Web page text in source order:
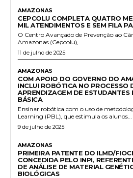
AMAZONAS
CEPCOLU COMPLETA QUATRO
MIL ATENDIMENTOS E SEM FILA
O Centro Avançado de Prevenção ao
Amazonas (Cepcolu),...
11 de julho de 2025
AMAZONAS
COM APOIO DO GOVERNO DO
INCLUI ROBÓTICA NO PROCESSO
APRENDIZAGEM DE ESTUDANTES
BÁSICA
Ensinar robótica com o uso de
Learning (PBL), que estimula os alunos...
9 de julho de 2025
AMAZONAS
PRIMEIRA PATENTE DO ILMD/
CONCEDIDA PELO INPI,
DE ANÁLISE DE MATERIAL
BIOLÓGICAS